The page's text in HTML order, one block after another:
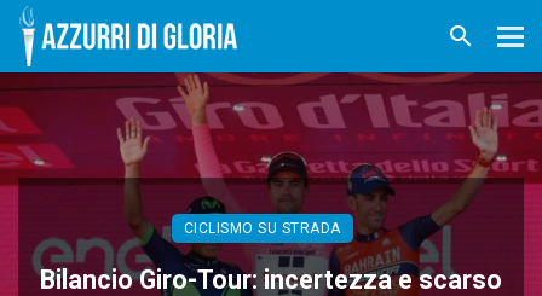
CICLISMO SU STRADA
Bilancio Giro-Tour: incertezza e scarso